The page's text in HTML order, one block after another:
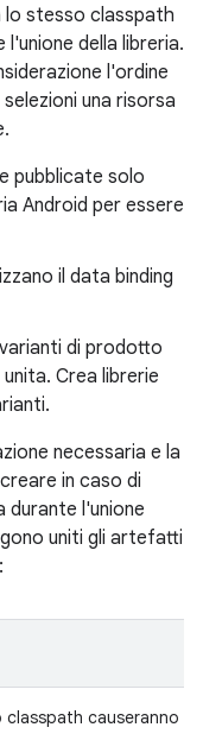
lo stesso classpath
della libreria.
l'ordine
una risorsa
pubblicate solo
Android per essere
il data binding
di prodotto
Crea librerie
necessaria e la
in caso di
durante l'unione
uniti gli artefatti
causeranno